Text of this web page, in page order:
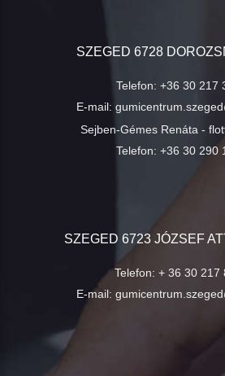
SZEGED 6728
Telefon: +36 30 217
E-mail:
Sejben-Gémes Renáta -
Telefon: +36 30 290
SZEGED 6723 JÓZSEF
Telefon: + 36 30 217
E-mail: